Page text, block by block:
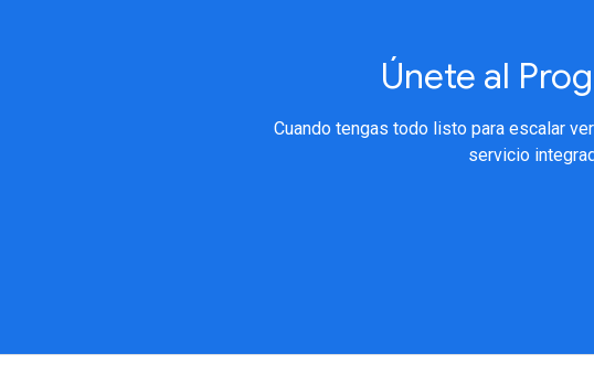
Únete al
Cuando tengas todo listo para escalar
servicio